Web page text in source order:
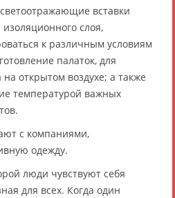
вставки
слоя,
к различным условиям
палаток, для
открытом воздухе; а также
температурой важных
с компаниями,
одежду.
люди чувствуют себя
для всех. Когда один